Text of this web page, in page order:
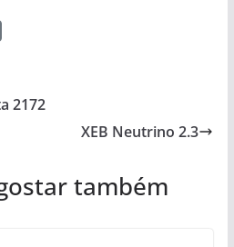
2172
XEB Neutrino 2.3
também